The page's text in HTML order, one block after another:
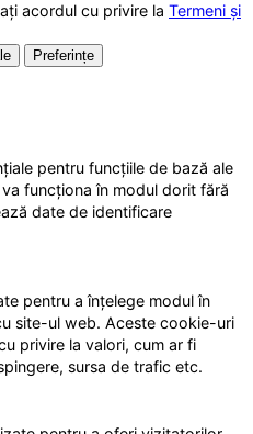
acordul cu privire la Termeni și
Preferințe
pentru funcțiile de bază ale
funcționa în modul dorit fără
date de identificare
pentru a înțelege modul în
site-ul web. Aceste cookie-uri
privire la valori, cum ar fi
sursa de trafic etc.